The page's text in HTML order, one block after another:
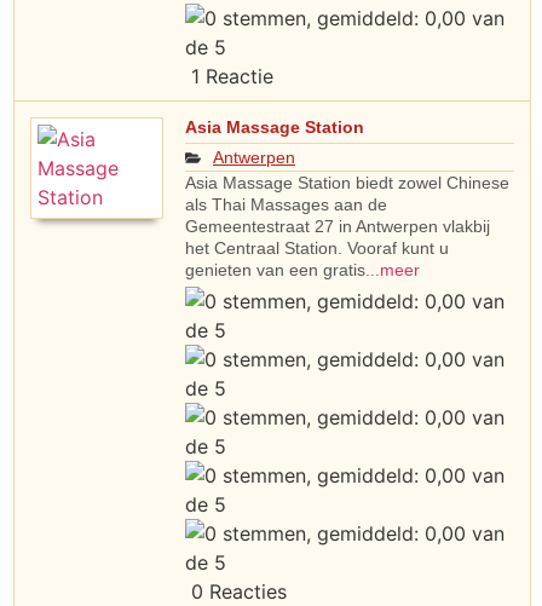
1 Reactie
Asia Massage Station
Antwerpen
Asia Massage Station biedt zowel Chinese
als Thai Massages aan de
Gemeentestraat 27 in Antwerpen vlakbij
het Centraal Station. Vooraf kunt u
genieten van een gratis...meer
0 Reacties